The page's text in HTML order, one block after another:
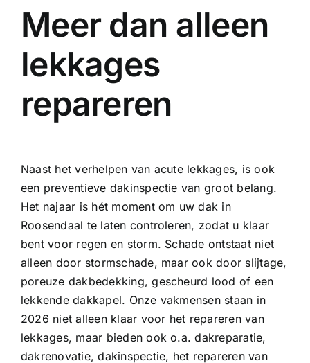
Meer dan alleen
lekkages
repareren
Naast het verhelpen van acute lekkages, is ook
een preventieve dakinspectie van groot belang.
Het najaar is hét moment om uw dak in
Roosendaal te laten controleren, zodat u klaar
bent voor regen en storm. Schade ontstaat niet
alleen door stormschade, maar ook door slijtage,
poreuze dakbedekking, gescheurd lood of een
lekkende dakkapel. Onze vakmensen staan in
2026 niet alleen klaar voor het repareren van
lekkages, maar bieden ook o.a.dakreparatie,
dakrenovatie,dakinspectie, het repareren van